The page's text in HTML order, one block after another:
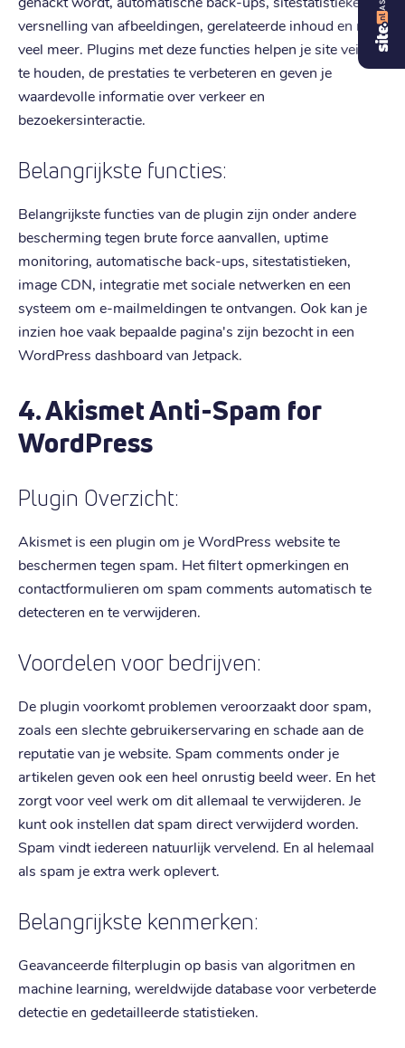
versnelling van afbeeldingen, gerelateerde inhoud en nog
veel meer. Plugins met deze functies helpen je site veilig
te houden, de prestaties te verbeteren en geven je
waardevolle informatie over verkeer en
bezoekersinteractie.
Belangrijkste functies:
Belangrijkste functies van de plugin zijn onder andere
bescherming tegen brute force aanvallen, uptime
monitoring, automatische back-ups, sitestatistieken,
image CDN, integratie met sociale netwerken en een
systeem om e-mailmeldingen te ontvangen. Ook kan je
inzien hoe vaak bepaalde pagina's zijn bezocht in een
WordPress dashboard van Jetpack.
4. Akismet Anti-Spam for
WordPress
Plugin Overzicht:
Akismet is een plugin om je WordPress website te
beschermen tegen spam. Het filtert opmerkingen en
contactformulieren om spam comments automatisch te
detecteren en te verwijderen.
Voordelen voor bedrijven:
De plugin voorkomt problemen veroorzaakt door spam,
zoals een slechte gebruikerservaring en schade aan de
reputatie van je website. Spam comments onder je
artikelen geven ook een heel onrustig beeld weer. En het
zorgt voor veel werk om dit allemaal te verwijderen. Je
kunt ook instellen dat spam direct verwijderd worden.
Spam vindt iedereen natuurlijk vervelend. En al helemaal
als spam je extra werk oplevert.
Belangrijkste kenmerken:
Geavanceerde filterplugin op basis van algoritmen en
machine learning, wereldwijde database voor verbeterde
detectie en gedetailleerde statistieken.